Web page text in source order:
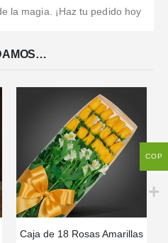
la magia. ¡Haz tu pedido hoy
Caja de 18 Rosas Amarillas
COP